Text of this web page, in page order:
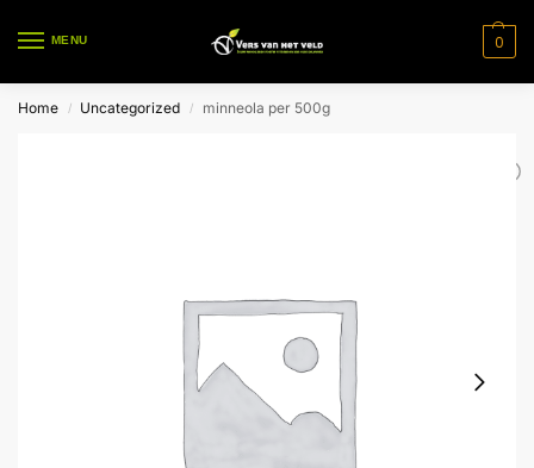
MENU 0
Home / Uncategorized / minneola per 500g